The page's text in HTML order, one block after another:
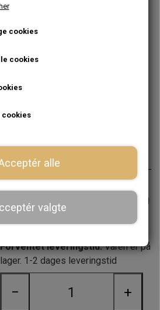
(Lang) & fra
Koblingshus til
Blok - 1.75"
Gevind Længde
x 5/16" UNF
koblingshuset på alle motor typer og
den lange bolt på vandpumpen.
Forventet leveringstid:Varen er på
lager. 1-2 dages leveringstid
− +
cookies
cookies
cookies
alle
valgte